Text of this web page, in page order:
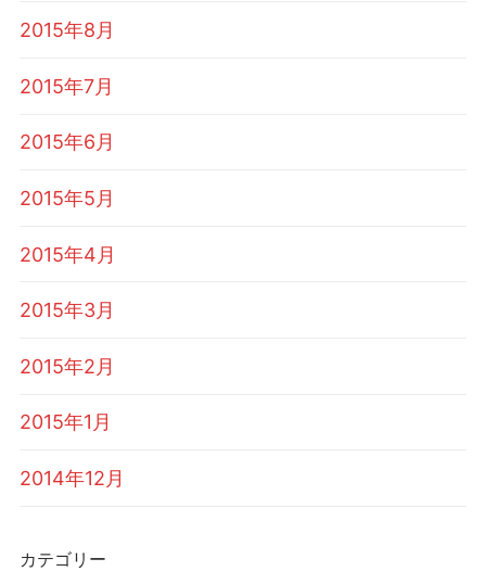
2015年8月
2015年7月
2015年6月
2015年5月
2015年4月
2015年3月
2015年2月
2015年1月
2014年12月
カテゴリー